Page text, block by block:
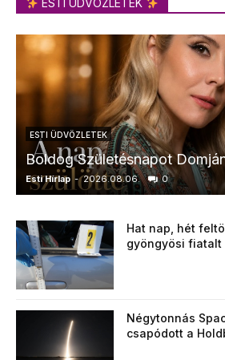
ESTI ÜDVÖZLETEK
ESTI ÜDVÖZLETEK
Boldog Születésnapot
Esti Hírlap - 2026.08.06. 0
Hat nap, hét
gyöngyösi fiatalt
Négytonnás
csapódott a